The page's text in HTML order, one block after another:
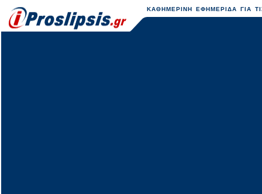
ΚΑΘΗΜΕΡΙΝΗ ΕΦΗΜΕΡΙΔΑ ΓΙΑ